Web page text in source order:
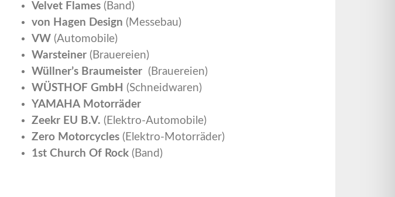
Velvet Flames (Band)
von Hagen Design (Messebau)
VW (Automobile)
Warsteiner (Brauereien)
Wüllner’s Braumeister (Brauereien)
WÜSTHOF GmbH (Schneidwaren)
YAMAHA Motorräder
Zeekr EU B.V. (Elektro-Automobile)
Zero Motorcycles (Elektro-Motorräder)
1st Church Of Rock (Band)